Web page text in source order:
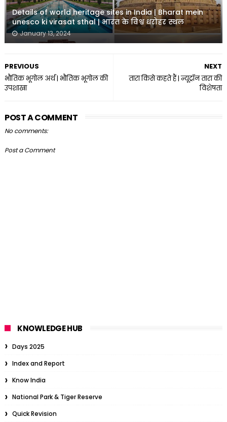
Details of world heritage sites in India | Bharat mein
unesco ki virasat sthal | भारत के विश्व धरोहर स्थल
January 13, 2024
NEXT
तारा किसे कहते हैं | न्यूट्रॉन तारा की
विशेषता
PREVIOUS
भौतिक भूगोल अर्थ | भौतिक भूगोल की
उपशाखा
POST A COMMENT
No comments:
Post a Comment
KNOWLEDGE HUB
Days 2025
Index and Report
Know India
National Park & Tiger Reserve
Quick Revision